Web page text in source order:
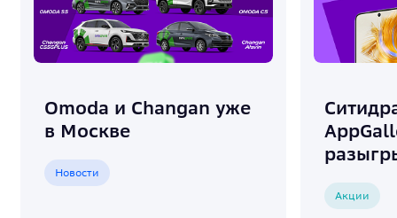
Omoda и Changan уже
в Москве
Новости
Акции